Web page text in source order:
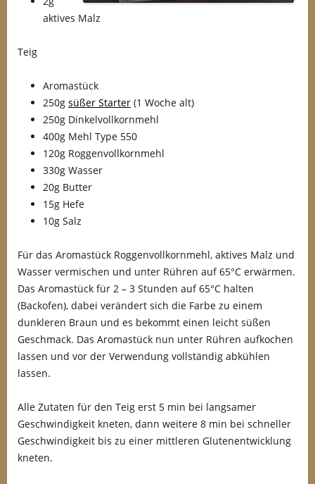
aktives Malz
Teig
Aromastück
250g süßer Starter (1 Woche alt)
250g Dinkelvollkornmehl
400g Mehl Type 550
120g Roggenvollkornmehl
330g Wasser
20g Butter
15g Hefe
10g Salz
Für das Aromastück Roggenvollkornmehl, aktives Malz und
Wasser vermischen und unter Rühren auf 65°C erwärmen.
Das Aromastück für 2 – 3 Stunden auf 65°C halten
(Backofen), dabei verändert sich die Farbe zu einem
dunkleren Braun und es bekommt einen leicht süßen
Geschmack. Das Aromastück nun unter Rühren aufkochen
lassen und vor der Verwendung vollständig abkühlen
lassen.
Alle Zutaten für den Teig erst 5 min bei langsamer
Geschwindigkeit kneten, dann weitere 8 min bei schneller
Geschwindigkeit bis zu einer mittleren Glutenentwicklung
kneten.